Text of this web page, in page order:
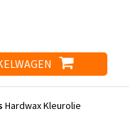
Hardwax Kleurolie